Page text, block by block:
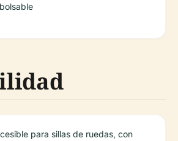
para sillas de ruedas, con